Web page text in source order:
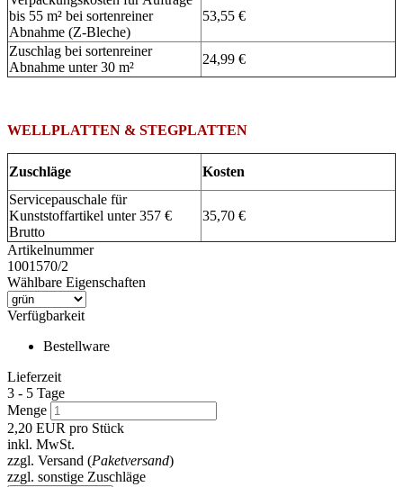
bis 55 m² bei sortenreiner
Abnahme (Z-Bleche)
53,55 €
Zuschlag bei sortenreiner
Abnahme unter 30 m²
24,99 €
WELLPLATTEN & STEGPLATTEN
Zuschläge
Kosten
Servicepauschale für
Kunststoffartikel unter 357 €
Brutto
35,70 €
Artikelnummer
1001570/2
Wählbare Eigenschaften
Verfügbarkeit
Bestellware
Lieferzeit
3 - 5 Tage
Menge
2,20 EUR pro Stück
inkl. MwSt.
zzgl. Versand (Paketversand)
zzgl. sonstige Zuschläge